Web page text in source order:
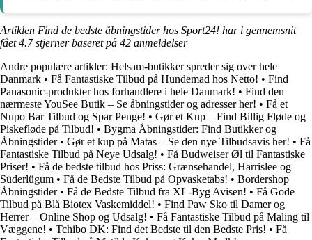
Artiklen Find de bedste åbningstider hos Sport24! har i gennemsnit
fået4.7stjerner baseret på 42 anmeldelser
Andre populære artikler: Helsam-butikker spreder sig over hele
Danmark • Få Fantastiske Tilbud på Hundemad hos Netto! • Find
Panasonic-produkter hos forhandlere i hele Danmark! • Find den
nærmeste YouSee Butik – Se åbningstider og adresser her! • Få et
Nupo Bar Tilbud og Spar Penge! • Gør et Kup – Find Billig Fløde og
Piskefløde på Tilbud! • Bygma Åbningstider: Find Butikker og
Åbningstider• Gør et kup på Matas – Se den nye Tilbudsavis her! • Få
Fantastiske Tilbud på Neye Udsalg! • Få Budweiser Øl til Fantastiske
Priser! • Få de bedste tilbud hos Priss: Grænsehandel, Harrislee og
Süderlügum • Få de Bedste Tilbud på Opvasketabs! • Bordershop
Åbningstider• Få de Bedste Tilbud fra XL-Byg Avisen! • Få Gode
Tilbud på Blå Biotex Vaskemiddel! • Find Paw Sko til Damer og
Herrer – Online Shop og Udsalg! • Få Fantastiske Tilbud på Maling til
Væggene! • Tchibo DK: Find det Bedste til den Bedste Pris! • Få